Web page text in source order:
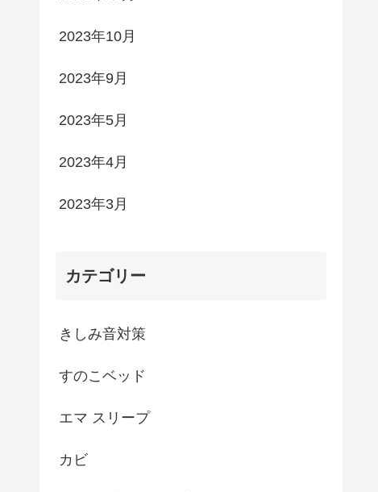
2023年10月
2023年9月
2023年5月
2023年4月
2023年3月
カテゴリー
きしみ音対策
すのこベッド
エマ スリープ
カビ